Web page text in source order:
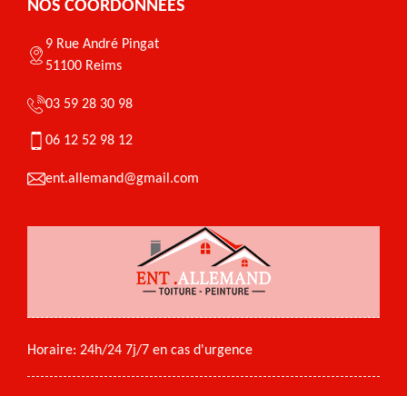
NOS COORDONNÉES
9 Rue André Pingat
51100 Reims
03 59 28 30 98
06 12 52 98 12
ent.allemand@gmail.com
Horaire: 24h/24 7j/7 en cas d'urgence